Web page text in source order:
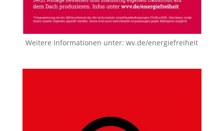
Weitere Informationen unter:wv.de/energiefreiheit